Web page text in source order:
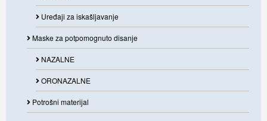
Uređaji za iskašljavanje
Maske za potpomognuto disanje
NAZALNE
ORONAZALNE
Potrošni materijal